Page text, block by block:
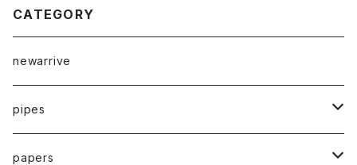
CATEGORY
newarrive
pipes
waterpipe
papers